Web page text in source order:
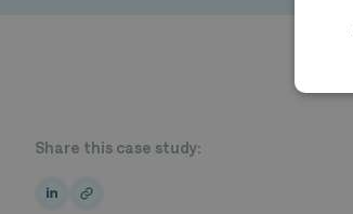
Share this case study: